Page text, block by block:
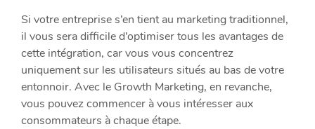
Si votre entreprise s’en tient au marketing traditionnel,
il vous sera difficile d’optimiser tous les avantages de
cette intégration, car vous vous concentrez
uniquement sur les utilisateurs situés au bas de votre
entonnoir. Avec le Growth Marketing, en revanche,
vous pouvez commencer à vous intéresser aux
consommateurs à chaque étape.